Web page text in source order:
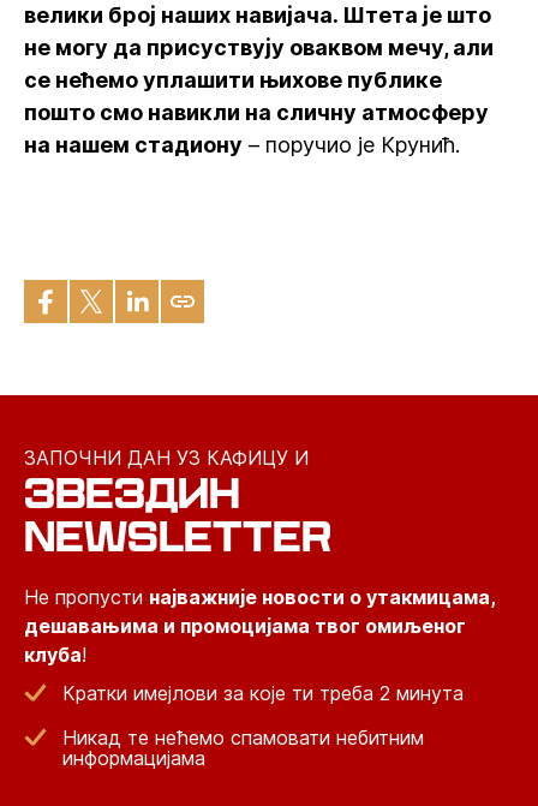
велики број наших навијача. Штета је што
не могу да присуствују оваквом мечу, али
се нећемо уплашити њихове публике
пошто смо навикли на сличну атмосферу
на нашем стадиону – поручио је Крунић.
ЗАПОЧНИ ДАН УЗ КАФИЦУ И
ЗВЕЗДИН
NEWSLETTER
Не пропусти најважније новости о утакмицама,
дешавањима и промоцијама твог омиљеног
клуба!
Кратки имејлови за које ти треба 2 минута
Никад те нећемо спамовати небитним
информацијама